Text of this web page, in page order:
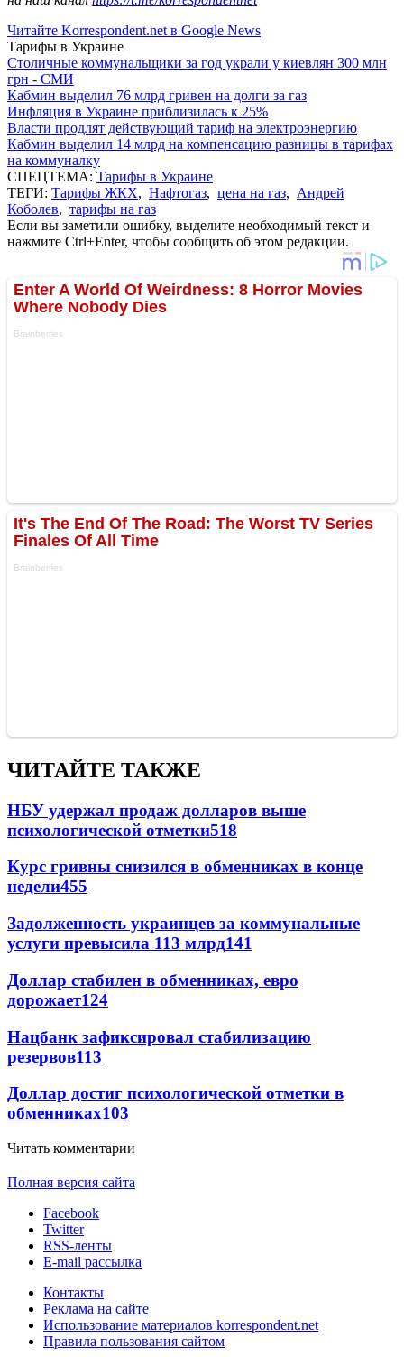
Читайте Korrespondent.net в Google News
Тарифы в Украине
Столичные коммунальщики за год украли у киевлян 300 млн
грн - СМИ
Кабмин выделил 76 млрд гривен на долги за газ
Инфляция в Украине приблизилась к 25%
Власти продлят действующий тариф на электроэнергию
Кабмин выделил 14 млрд на компенсацию разницы в тарифах
на коммуналку
СПЕЦТЕМА: Тарифы в Украине
ТЕГИ: Тарифы ЖКХ, Нафтогаз, цена на газ, Андрей
Коболев, тарифы на газ
Если вы заметили ошибку, выделите необходимый текст и
нажмите Ctrl+Enter, чтобы сообщить об этом редакции.
ЧИТАЙТЕ ТАКЖЕ
НБУ удержал продаж долларов выше
психологической отметки518
Курс гривны снизился в обменниках в конце
недели455
Задолженность украинцев за коммунальные
услуги превысила 113 млрд141
Доллар стабилен в обменниках, евро
дорожает124
Нацбанк зафиксировал стабилизацию
резервов113
Доллар достиг психологической отметки в
обменниках103
Читать комментарии
Полная версия сайта
Facebook
Twitter
RSS-ленты
E-mail рассылка
Контакты
Реклама на сайте
Использование материалов korrespondent.net
Правила пользования сайтом